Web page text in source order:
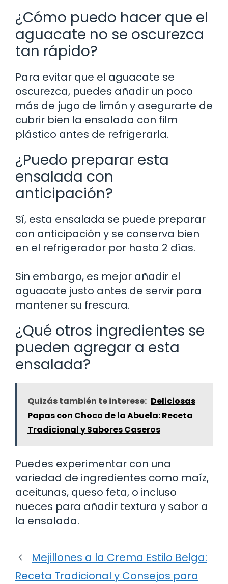
¿Cómo puedo hacer que el
aguacate no se oscurezca
tan rápido?
Para evitar que el aguacate se
oscurezca, puedes añadir un poco
más de jugo de limón y asegurarte de
cubrir bien la ensalada con film
plástico antes de refrigerarla.
¿Puedo preparar esta
ensalada con
anticipación?
Sí, esta ensalada se puede preparar
con anticipación y se conserva bien
en el refrigerador por hasta 2 días.
Sin embargo, es mejor añadir el
aguacate justo antes de servir para
mantener su frescura.
¿Qué otros ingredientes se
pueden agregar a esta
ensalada?
Quizás también te interese: Deliciosas
Papas con Choco de la Abuela: Receta
Tradicional y Sabores Caseros
Puedes experimentar con una
variedad de ingredientes como maíz,
aceitunas, queso feta, o incluso
nueces para añadir textura y sabor a
la ensalada.
Mejillones a la Crema Estilo Belga:
Receta Tradicional y Consejos para